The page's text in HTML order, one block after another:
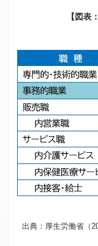
【図表
出典：厚生労働省（